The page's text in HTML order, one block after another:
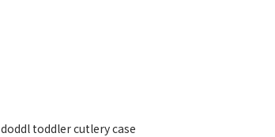
doddl toddler cutlery case